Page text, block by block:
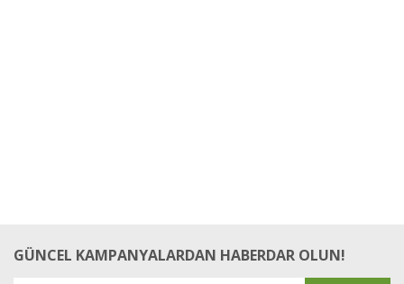
GÜNCEL KAMPANYALARDAN HABERDAR OLUN!